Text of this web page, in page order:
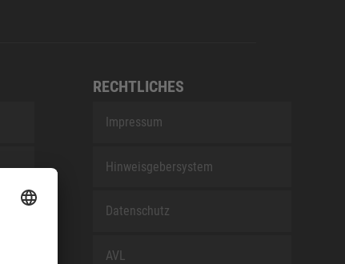
RECHTLICHES
Impressum
Hinweisgebersystem
Datenschutz
AVL